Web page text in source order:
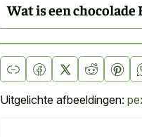
Wat is een chocolade
Uitgelichte afbeeldingen: